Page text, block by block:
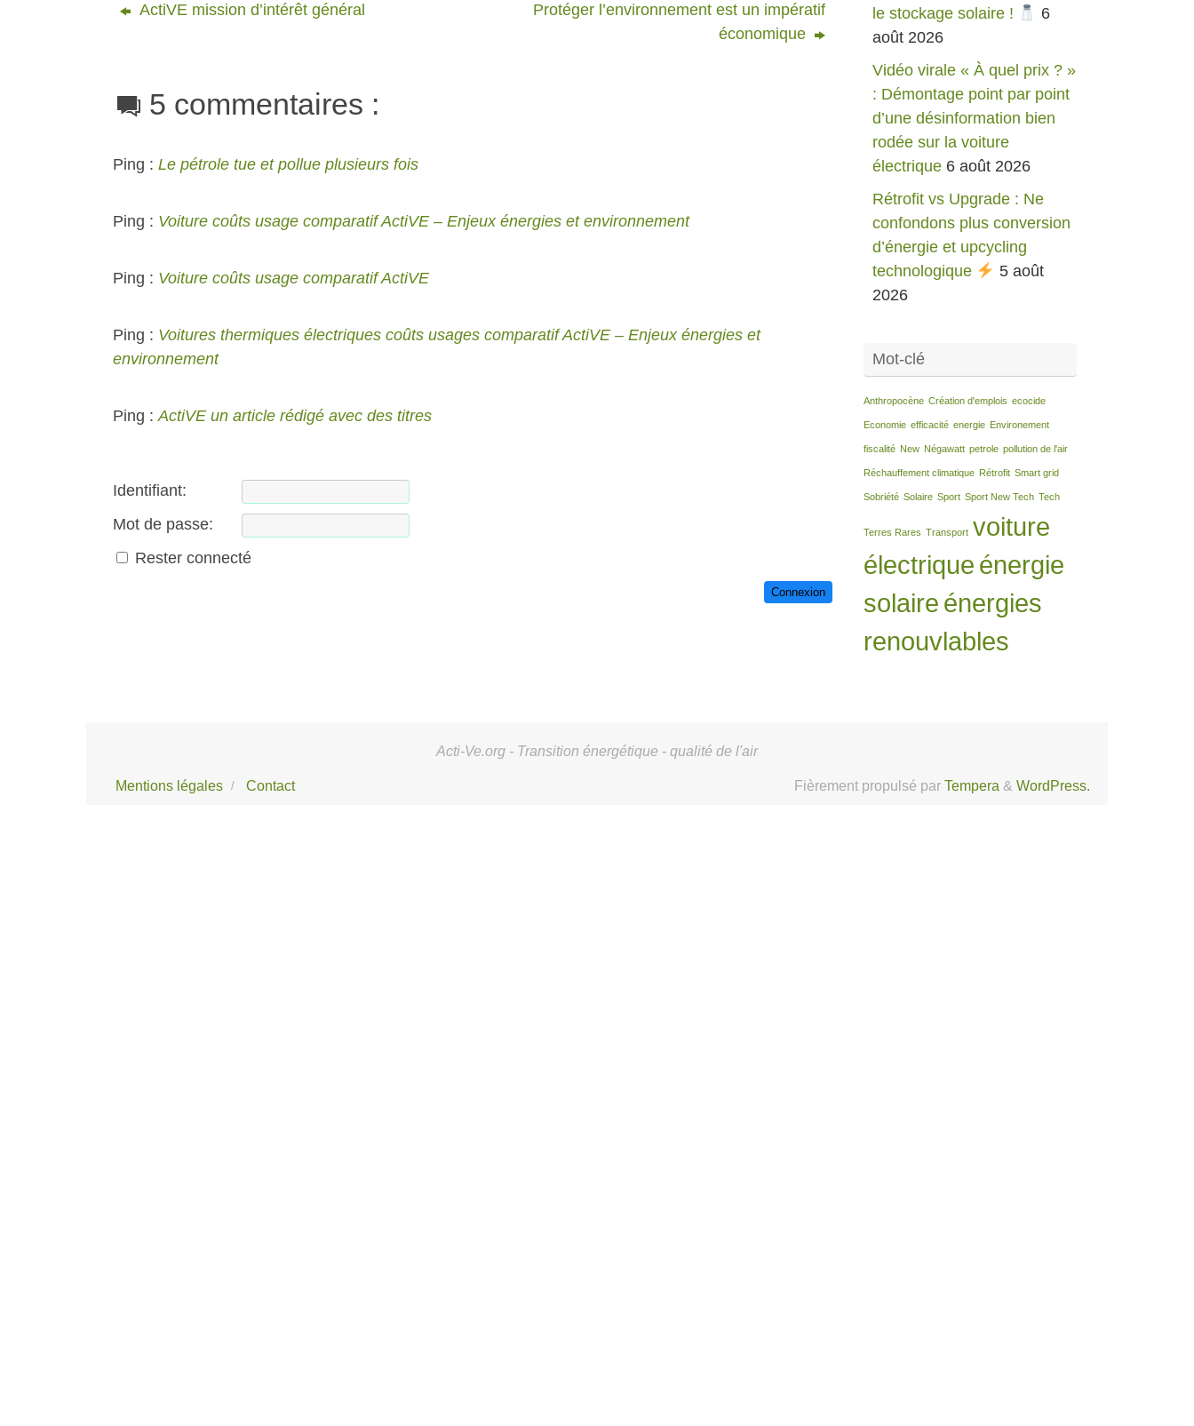
ActiVE mission d’intérêt général
Protéger l’environnement est un impératif
économique
5 commentaires :
Ping : Le pétrole tue et pollue plusieurs fois
Ping : Voiture coûts usage comparatif ActiVE – Enjeux énergies et environnement
Ping : Voiture coûts usage comparatif ActiVE
Ping : Voitures thermiques électriques coûts usages comparatif ActiVE – Enjeux énergies et
environnement
Ping :ActiVE un article rédigé avec des titres
Identifiant:
Mot de passe:
Rester connecté
Connexion
le stockage solaire !
6
août 2026
Vidéo virale « À quel prix ? »
: Démontage point par point
d’une désinformation bien
rodée sur la voiture
électrique 6 août 2026
Rétrofit vs Upgrade : Ne
confondons plus conversion
d’énergie et upcycling
technologique
5 août
2026
Mot-clé
Anthropocène Création d'emplois ecocide
Economie efficacité energie Environement
fiscalité New Négawatt petrole pollution de l'air
Réchauffement climatique Rétrofit Smart grid
Sobriété Solaire Sport Sport New Tech Tech
Terres Rares Transport voiture
électrique énergie
solaire énergies
renouvlables
Acti-Ve.org - Transition énergétique - qualité de l'air
Mentions légales Contact Fièrement propulsé par Tempera & WordPress.